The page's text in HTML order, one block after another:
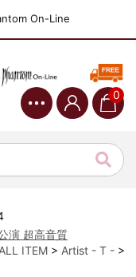
On-Line
0
2公演 SBD 完全収録！
演 超高音質
ALL ITEM > Artist - T - >